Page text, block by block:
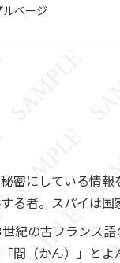
ルページ
密にしている情
る者。スパイは
紀の古フランス
間（かん）」と